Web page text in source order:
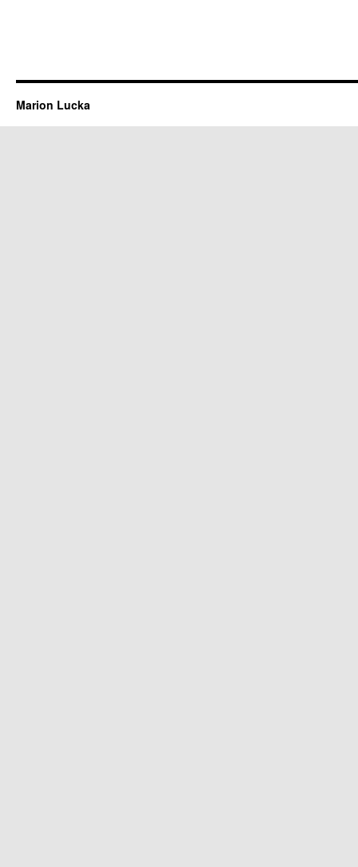
Marion Lucka